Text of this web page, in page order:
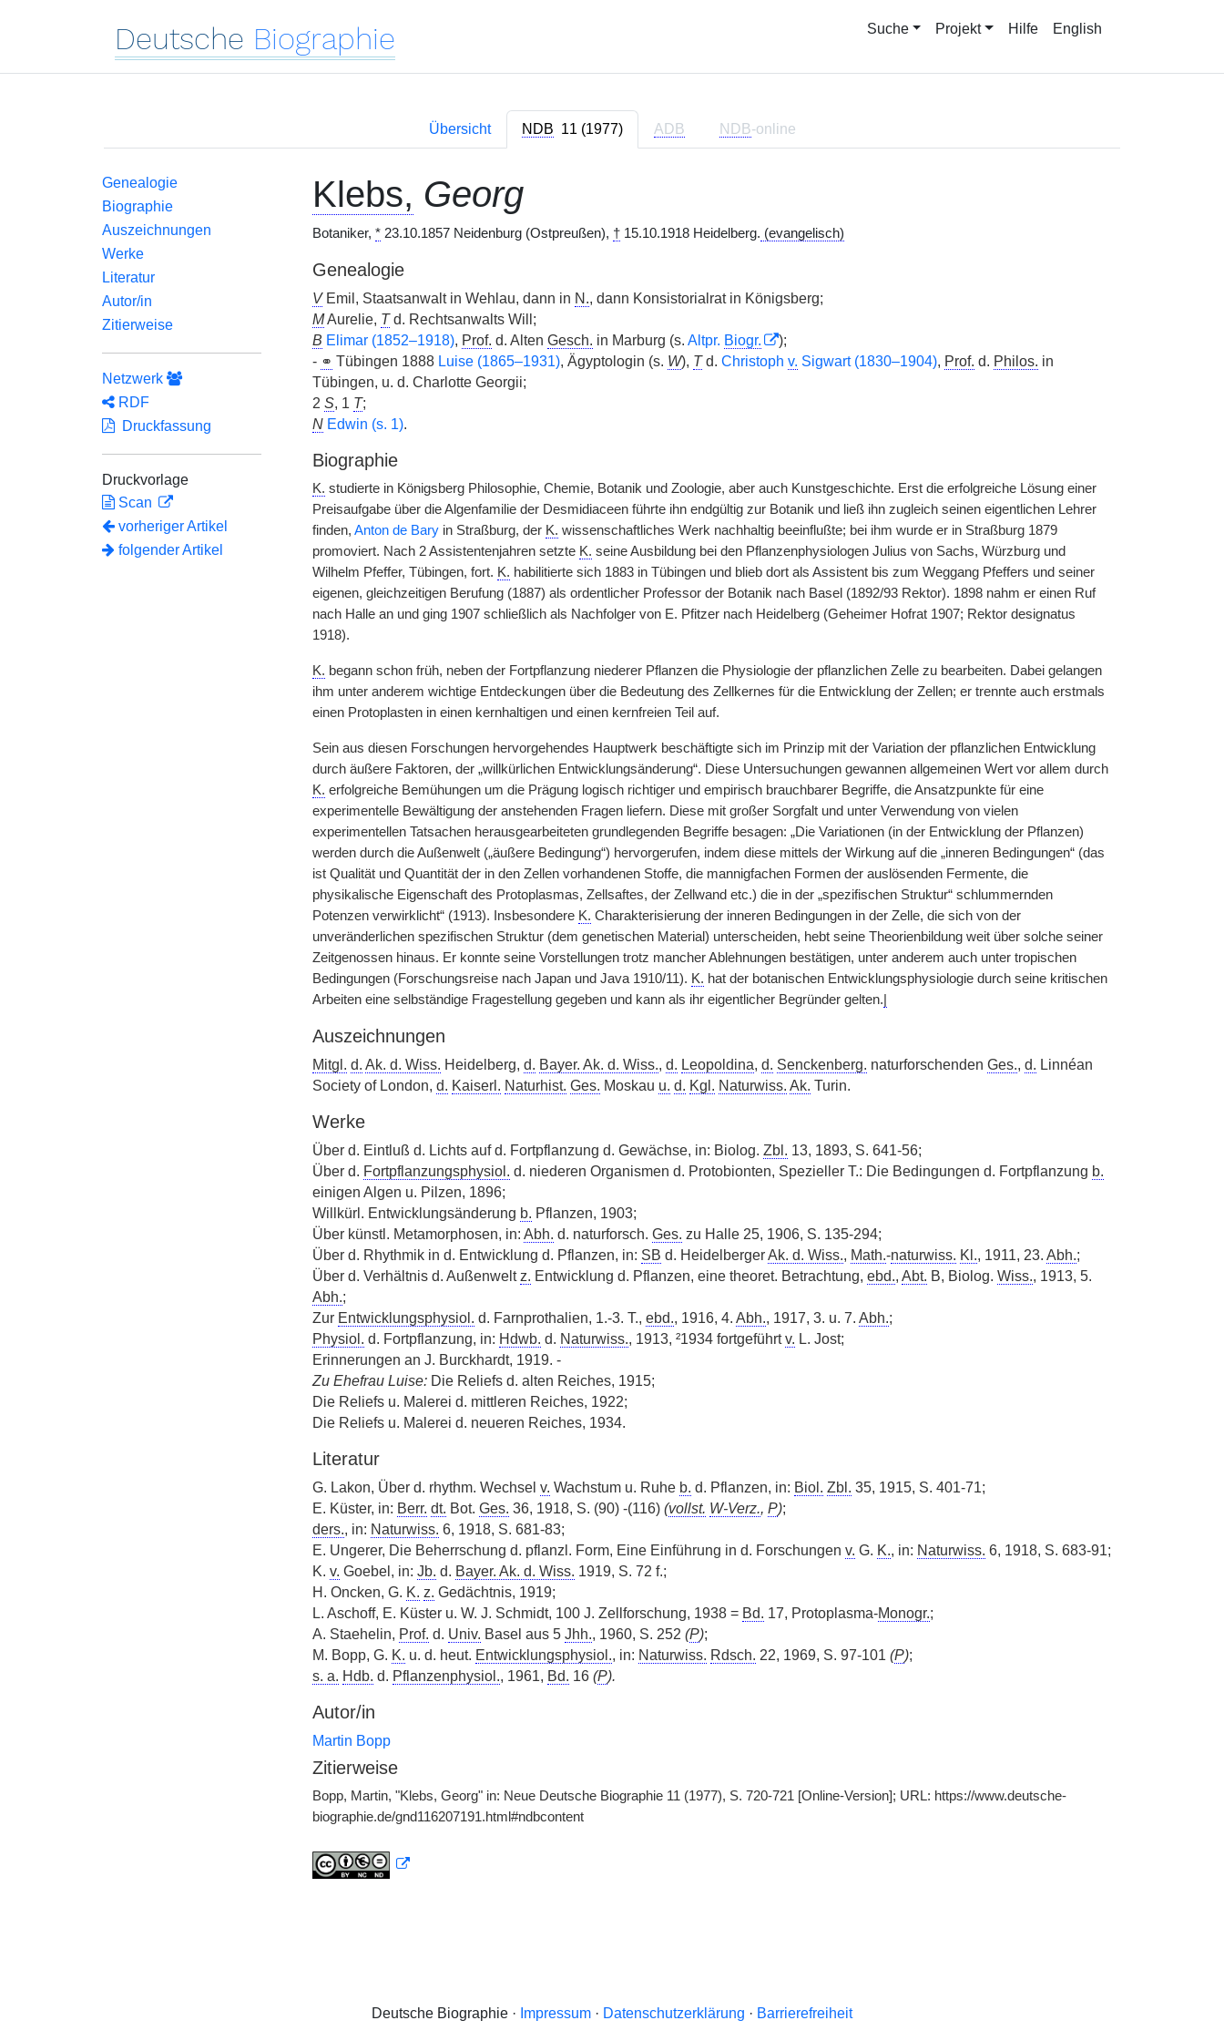
Deutsche Biographie Suche Projekt Hilfe English
Übersicht NDB 11 (1977) ADB NDB-online
Genealogie
Biographie
Auszeichnungen
Werke
Literatur
Autor/in
Zitierweise
Netzwerk
RDF
Druckfassung
Druckvorlage
Scan
vorheriger Artikel
folgender Artikel
Klebs, Georg
Botaniker, *23.10.1857 Neidenburg (Ostpreußen), †15.10.1918 Heidelberg. (evangelisch)
Genealogie
VEmil, Staatsanwalt in Wehlau, dann in N., dann Konsistorialrat in Königsberg;
MAurelie, Td. Rechtsanwalts Will;
B Elimar (1852–1918), Prof. d. Alten Gesch. in Marburg (s. Altpr. Biogr.
);
- ⚭ Tübingen 1888 Luise (1865–1931), Ägyptologin (s. W), Td. Christoph v. Sigwart (1830–1904), Prof. d. Philos. in
Tübingen, u. d. Charlotte Georgii;
2 S, 1 T;
N Edwin (s. 1).
Biographie
K. studierte in Königsberg Philosophie, Chemie, Botanik und Zoologie, aber auch Kunstgeschichte. Erst die erfolgreiche Lösung einer
Preisaufgabe über die Algenfamilie der Desmidiaceen führte ihn endgültig zur Botanik und ließ ihn zugleich seinen eigentlichen Lehrer
finden, Anton de Baryin Straßburg, der K. wissenschaftliches Werk nachhaltig beeinflußte; bei ihm wurde er in Straßburg 1879
promoviert. Nach 2 Assistentenjahren setzte K. seine Ausbildung bei den Pflanzenphysiologen Julius von Sachs, Würzburg und
Wilhelm Pfeffer, Tübingen, fort. K. habilitierte sich 1883 in Tübingen und blieb dort als Assistent bis zum Weggang Pfeffers und seiner
eigenen, gleichzeitigen Berufung (1887) als ordentlicher Professor der Botanik nach Basel (1892/93 Rektor). 1898 nahm er einen Ruf
nach Halle an und ging 1907 schließlich als Nachfolger von E. Pfitzer nach Heidelberg (Geheimer Hofrat 1907; Rektor designatus
1918).
K. begann schon früh, neben der Fortpflanzung niederer Pflanzen die Physiologie der pflanzlichen Zelle zu bearbeiten. Dabei gelangen
ihm unter anderem wichtige Entdeckungen über die Bedeutung des Zellkernes für die Entwicklung der Zellen; er trennte auch erstmals
einen Protoplasten in einen kernhaltigen und einen kernfreien Teil auf.
Sein aus diesen Forschungen hervorgehendes Hauptwerk beschäftigte sich im Prinzip mit der Variation der pflanzlichen Entwicklung
durch äußere Faktoren, der „willkürlichen Entwicklungsänderung“. Diese Untersuchungen gewannen allgemeinen Wert vor allem durch
K. erfolgreiche Bemühungen um die Prägung logisch richtiger und empirisch brauchbarer Begriffe, die Ansatzpunkte für eine
experimentelle Bewältigung der anstehenden Fragen liefern. Diese mit großer Sorgfalt und unter Verwendung von vielen
experimentellen Tatsachen herausgearbeiteten grundlegenden Begriffe besagen: „Die Variationen (in der Entwicklung der Pflanzen)
werden durch die Außenwelt („äußere Bedingung“) hervorgerufen, indem diese mittels der Wirkung auf die „inneren Bedingungen“ (das
ist Qualität und Quantität der in den Zellen vorhandenen Stoffe, die mannigfachen Formen der auslösenden Fermente, die
physikalische Eigenschaft des Protoplasmas, Zellsaftes, der Zellwand etc.) die in der „spezifischen Struktur“ schlummernden
Potenzen verwirklicht“ (1913). Insbesondere K. Charakterisierung der inneren Bedingungen in der Zelle, die sich von der
unveränderlichen spezifischen Struktur (dem genetischen Material) unterscheiden, hebt seine Theorienbildung weit über solche seiner
Zeitgenossen hinaus. Er konnte seine Vorstellungen trotz mancher Ablehnungen bestätigen, unter anderem auch unter tropischen
Bedingungen (Forschungsreise nach Japan und Java 1910/11). K. hat der botanischen Entwicklungsphysiologie durch seine kritischen
Arbeiten eine selbständige Fragestellung gegeben und kann als ihr eigentlicher Begründer gelten.
Auszeichnungen
Mitgl. d. Ak. d. Wiss. Heidelberg, d. Bayer. Ak. d. Wiss., d. Leopoldina, d. Senckenberg. naturforschenden Ges., d. Linnéan
Society of London, d. Kaiserl. Naturhist. Ges. Moskau u. d. Kgl. Naturwiss. Ak. Turin.
Werke
Über d. Eintluß d. Lichts auf d. Fortpflanzung d. Gewächse, in: Biolog. Zbl. 13, 1893, S. 641-56;
Über d. Fortpflanzungsphysiol. d. niederen Organismen d. Protobionten, Spezieller T.: Die Bedingungen d. Fortpflanzung b.
einigen Algen u. Pilzen, 1896;
Willkürl. Entwicklungsänderung b. Pflanzen, 1903;
Über künstl. Metamorphosen, in: Abh. d. naturforsch. Ges. zu Halle 25, 1906, S. 135-294;
Über d. Rhythmik in d. Entwicklung d. Pflanzen, in: SB d. HeidelbergerAk. d. Wiss., Math.-naturwiss. Kl., 1911, 23. Abh.;
Über d. Verhältnis d. Außenwelt z. Entwicklung d. Pflanzen, eine theoret. Betrachtung, ebd., Abt. B, Biolog. Wiss., 1913, 5.
Abh.;
Zur Entwicklungsphysiol. d. Farnprothalien, 1.-3. T., ebd., 1916, 4. Abh., 1917, 3. u. 7. Abh.;
Physiol. d. Fortpflanzung, in: Hdwb. d. Naturwiss., 1913, ²1934 fortgeführtv. L. Jost;
Erinnerungen an J. Burckhardt, 1919. -
Zu Ehefrau Luise:Die Reliefs d. alten Reiches, 1915;
Die Reliefs u. Malerei d. mittleren Reiches, 1922;
Die Reliefs u. Malerei d. neueren Reiches, 1934.
Literatur
G. Lakon, Über d. rhythm. Wechsel v. Wachstum u. Ruhe b. d. Pflanzen, in: Biol. Zbl. 35, 1915, S. 401-71;
E. Küster, in: Berr. dt. Bot. Ges. 36, 1918, S. (90) -(116) (vollst. W-Verz., P);
ders., in: Naturwiss. 6, 1918, S. 681-83;
E. Ungerer, Die Beherrschung d. pflanzl. Form, Eine Einführung in d. Forschungen v. G. K., in: Naturwiss. 6, 1918, S. 683-91;
K. v. Goebel, in: Jb. d. Bayer. Ak. d. Wiss. 1919, S. 72 f.;
H. Oncken, G. K. z. Gedächtnis, 1919;
L. Aschoff, E. Küster u. W. J. Schmidt, 100 J. Zellforschung, 1938 = Bd. 17, Protoplasma-Monogr.;
A. Staehelin, Prof. d. Univ. Basel aus 5 Jhh., 1960, S. 252 (P);
M. Bopp, G. K. u. d. heut. Entwicklungsphysiol., in: Naturwiss. Rdsch. 22, 1969, S. 97-101 (P);
s. a. Hdb. d. Pflanzenphysiol., 1961, Bd. 16 (P).
Autor/in
Martin Bopp
Zitierweise
Bopp, Martin, "Klebs, Georg" in: Neue Deutsche Biographie 11 (1977), S. 720-721 [Online-Version]; URL: https://www.deutsche-
biographie.de/gnd116207191.html#ndbcontent
Deutsche Biographie · Impressum · Datenschutzerklärung · Barrierefreiheit